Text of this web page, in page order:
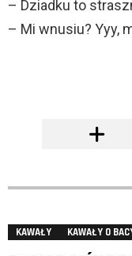
– Dziadku to
– Mi wnusiu? Yyy,
KAWAŁY KAWAŁY O